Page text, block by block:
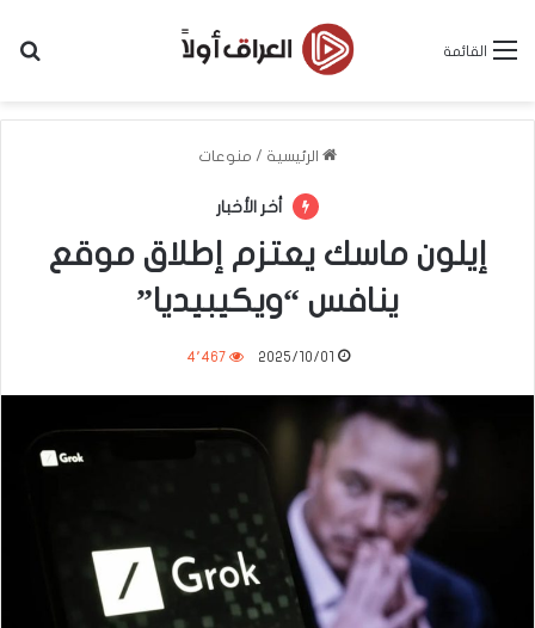
القائمة
الرئيسية / منوعات
أخر الأخبار
إيلون ماسك يعتزم إطلاق موقع
ينافس “ويكيبيديا”
2025/10/01 4٬467